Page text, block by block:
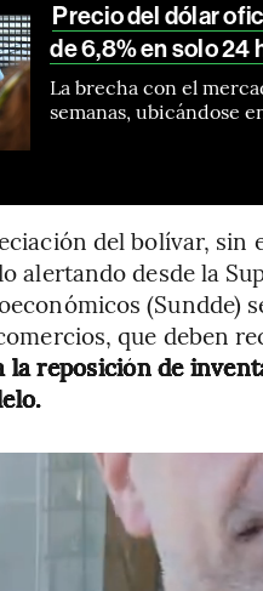
Precio del dólar
de 6,8% en solo 24
La brecha con el
semanas, ubicándose
del bolívar, sin
alertando desde la
(Sundde)
que deben
la reposición de